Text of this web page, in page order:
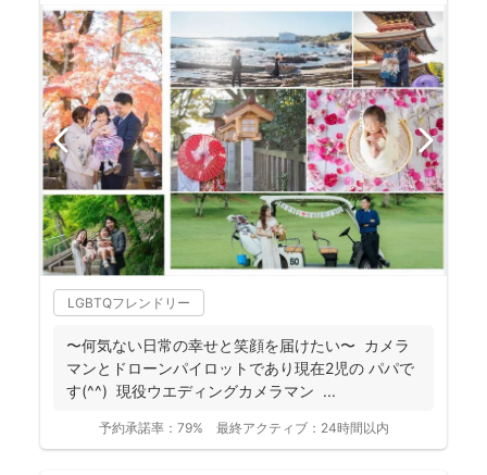
LGBTQフレンドリー
〜何気ない日常の幸せと笑顔を届けたい〜 カメラ
マンとドローンパイロットであり現在2児の パパで
す(^^) 現役ウエディングカメラマン ...
予約承諾率： 79% 最終アクティブ： 24時間以内